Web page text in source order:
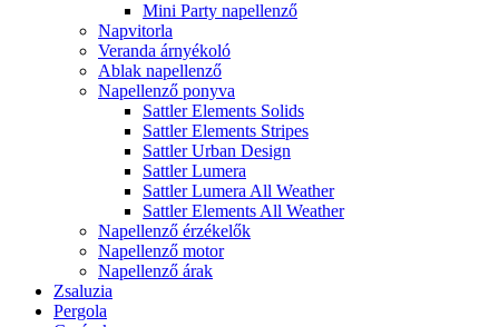
Mini Party napellenző
Napvitorla
Veranda árnyékoló
Ablak napellenző
Napellenző ponyva
Sattler Elements Solids
Sattler Elements Stripes
Sattler Urban Design
Sattler Lumera
Sattler Lumera All Weather
Sattler Elements All Weather
Napellenző érzékelők
Napellenző motor
Napellenző árak
Zsaluzia
Pergola